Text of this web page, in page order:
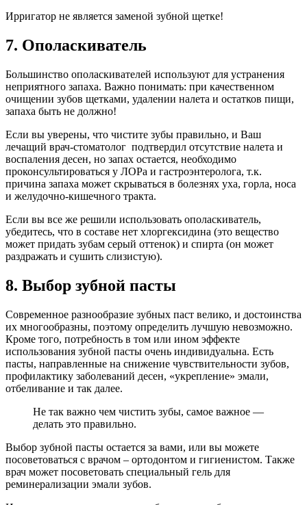
Ирригатор не является заменой зубной щетке!
7. Ополаскиватель
Большинство ополаскивателей используют для устранения
неприятного запаха. Важно понимать: при качественном
очищении зубов щетками, удалении налета и остатков пищи,
запаха быть не должно!
Если вы уверены, что чистите зубы правильно, и Ваш
лечащий врач-стоматолог подтвердил отсутствие налета и
воспаления десен, но запах остается, необходимо
проконсультироваться у ЛОРа и гастроэнтеролога, т.к.
причина запаха может скрываться в болезнях уха, горла, носа
и желудочно-кишечного тракта.
Если вы все же решили использовать ополаскиватель,
убедитесь, что в составе нет хлоргексидина (это вещество
может придать зубам серый оттенок) и спирта (он может
раздражать и сушить слизистую).
8. Выбор зубной пасты
Современное разнообразие зубных паст велико, и достоинства
их многообразны, поэтому определить лучшую невозможно.
Кроме того, потребность в том или ином эффекте
использования зубной пасты очень индивидуальна. Есть
пасты, направленные на снижение чувствительности зубов,
профилактику заболеваний десен, «укрепление» эмали,
отбеливание и так далее.
Не так важно чем чистить зубы, самое важное —
делать это правильно.
Выбор зубной пасты остается за вами, или вы можете
посоветоваться с врачом – ортодонтом и гигиенистом. Также
врач может посоветовать специальный гель для
реминерализации эмали зубов.